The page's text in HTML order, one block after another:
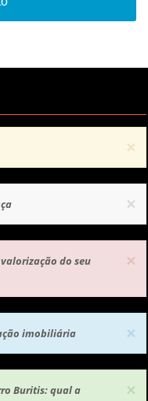
×
×
×
do seu
×
imobiliária
×
Buritis: qual a